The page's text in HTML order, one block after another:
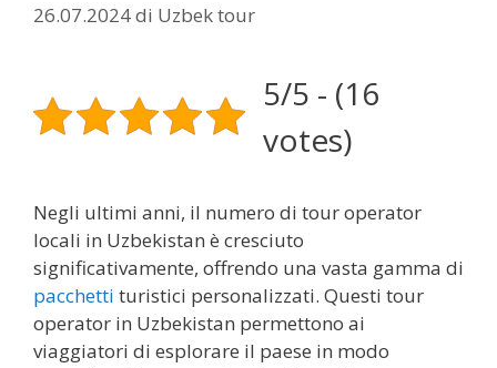
26.07.2024di Uzbek tour
5/5 - (16
votes)
Negli ultimi anni, il numero di tour operator
locali in Uzbekistan è cresciuto
significativamente, offrendo una vasta gamma di
pacchetti turistici personalizzati. Questi tour
operator in Uzbekistan permettono ai
viaggiatori di esplorare il paese in modo